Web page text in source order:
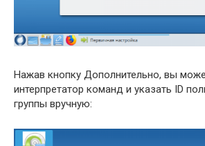
Нажав кнопку Дополнительно, вы
интерпретатор команд и указать ID
группы вручную: